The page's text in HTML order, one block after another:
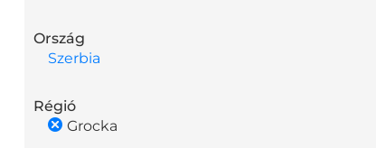
Ország
Szerbia
Régió
Grocka